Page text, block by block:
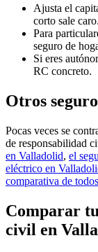
Ajusta el
corto sale caro.
Para
seguro de
Si eres
RC concreto.
Otros
Pocas veces se
de responsabilidad
en Valladolid, el
eléctrico en
comparativa de
Comparar
civil en